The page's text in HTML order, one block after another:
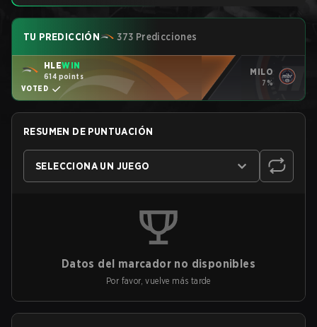
TU PREDICCIÓN 373 Predicciones
HLEWIN
614 points
VOTED
MILO
7%
RESUMEN DE PUNTUACIÓN
SELECCIONA UN JUEGO
Datos del marcador no disponibles
Por favor, vuelve más tarde